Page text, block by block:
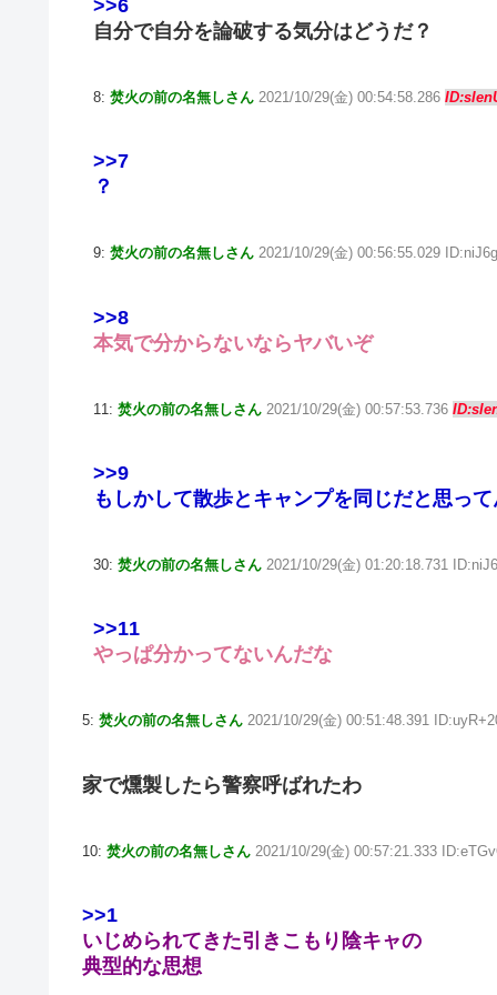
>>6
自分で自分を論破する気分はどうだ？
8: 焚火の前の名無しさん 2021/10/29(金) 00:54:58.286
>>7
？
9: 焚火の前の名無しさん 2021/10/29(金) 00:56:55.029
>>8
本気で分からないならヤバいぞ
11: 焚火の前の名無しさん 2021/10/29(金) 00:57:53.736
>>9
もしかして散歩とキャンプを同じだと思って
30: 焚火の前の名無しさん 2021/10/29(金) 01:20:18.731
>>11
やっぱ分かってないんだな
5: 焚火の前の名無しさん 2021/10/29(金) 00:51:48.391
家で燻製したら警察呼ばれたわ
10: 焚火の前の名無しさん 2021/10/29(金) 00:57:21.333
>>1
いじめられてきた引きこもり陰キャの
典型的な思想